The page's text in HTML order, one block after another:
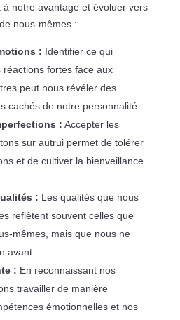
notre avantage et évoluer vers
nous-mêmes :
: Identifier ce qui
fortes face aux
peut nous révéler des
cachés de notre personnalité.
: Accepter les
sur autrui permet de tolérer
et de cultiver la bienveillance
: Les qualités que nous
reflètent souvent celles que
mêmes, mais que nous ne
avant.
: En reconnaissant nos
travailler de manière
émotionnelles et nos